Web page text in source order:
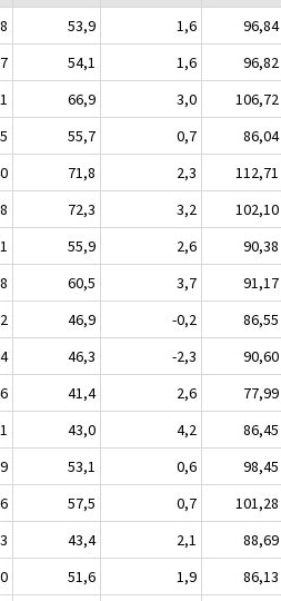
53,9 1,6 96,84
54,1 1,6 96,82
66,9 3,0 106,72
55,7 0,7 86,04
71,8 2,3 112,71
72,3 3,2 102,10
55,9 2,6 90,38
60,5 3,7 91,17
46,9 -0,2 86,55
46,3 -2,3 90,60
41,4 2,6 77,99
43,0 4,2 86,45
53,1 0,6 98,45
57,5 0,7 101,28
43,4 2,1 88,69
51,6 1,9 86,13